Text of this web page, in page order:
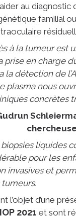
au diagnostic
familial
à la tumeur est
prise en charge
la détection de
plasma nous
concrètes
biopsies liquides
pour les
invasives et
l’objet d’une
2021 et sont